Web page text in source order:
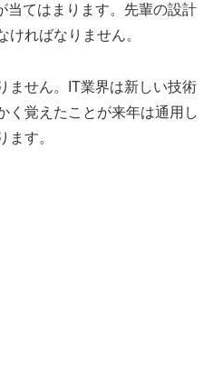
当てはまります。先輩の設計
ければなりません。
ません。IT業界は新しい技術
く覚えたことが来年は通用し
ます。